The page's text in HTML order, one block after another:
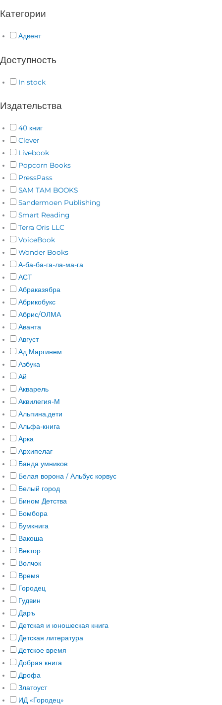
Категории
Адвент
Доступность
In stock
Издательства
40 книг
Clever
Livebook
Popcorn Books
PressPass
SAM TAM BOOKS
Sandermoen Publishing
Smart Reading
Terra Oris LLC
VoiceBook
Wonder Books
А-ба-ба-га-ла-ма-га
АСТ
Абраказябра
Абрикобукс
Абрис/ОЛМА
Аванта
Август
Ад Маргинем
Азбука
Ай
Акварель
Аквилегия-М
Альпина.дети
Альфа-книга
Арка
Архипелаг
Банда умников
Белая ворона / Альбус корвус
Белый город
Бином Детства
Бомбора
Бумкнига
Вакоша
Вектор
Волчок
Время
Городец
Гудвин
Даръ
Детская и юношеская книга
Детская литература
Детское время
Добрая книга
Дрофа
Златоуст
ИД «Городец»